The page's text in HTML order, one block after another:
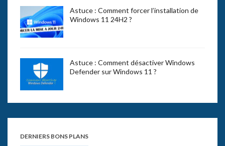
Astuce : Comment forcer l’installation de
Windows 11 24H2 ?
Astuce : Comment désactiver Windows
Defender sur Windows 11 ?
DERNIERS BONS PLANS